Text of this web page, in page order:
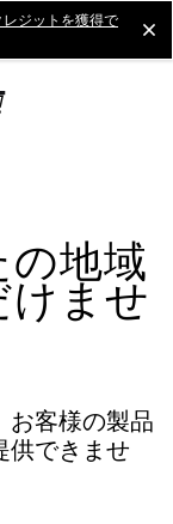
レジットを獲得で
の地域
けませ
お客様の製品
供できませ